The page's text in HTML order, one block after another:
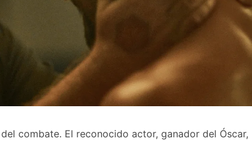
combate. El reconocido actor, ganador del Óscar,